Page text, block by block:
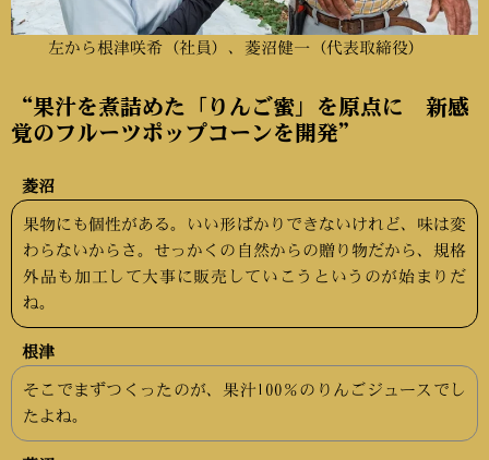
左から根津咲希（社員）、菱沼健一（代表取締役）
“果汁を煮詰めた「りんご蜜」を原点に 新感
覚のフルーツポップコーンを開発”
菱沼
果物にも個性がある。いい形ばかりできないけれど、味は変
わらないからさ。せっかくの自然からの贈り物だから、規格
外品も加工して大事に販売していこうというのが始まりだ
ね。
根津
そこでまずつくったのが、果汁100％のりんごジュースでし
たよね。